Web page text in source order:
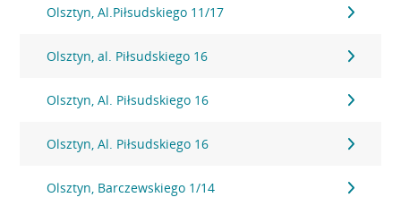
Olsztyn, Al.Piłsudskiego 11/17
Olsztyn, al. Piłsudskiego 16
Olsztyn, Al. Piłsudskiego 16
Olsztyn, Al. Piłsudskiego 16
Olsztyn, Barczewskiego 1/14